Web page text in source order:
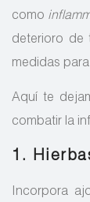
como
deterioro de
medidas
Aquí te
combatir la
1.
Incorpora